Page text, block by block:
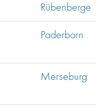
Rübenberge
Paderborn
Merseburg